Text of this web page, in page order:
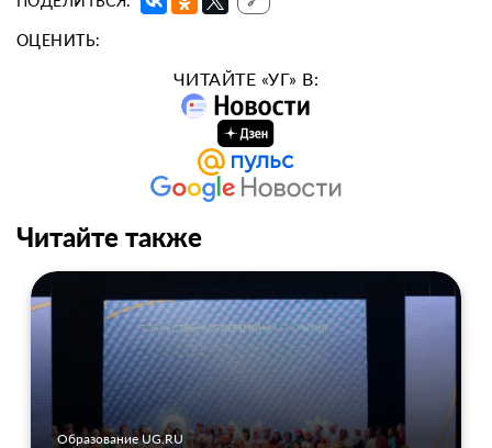
ОЦЕНИТЬ:
ЧИТАЙТЕ «УГ» В:
Читайте также
Образование UG.RU